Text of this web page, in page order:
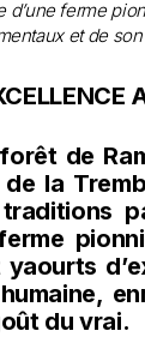
d’une ferme
et de
de
de la
traditions
du vrai.